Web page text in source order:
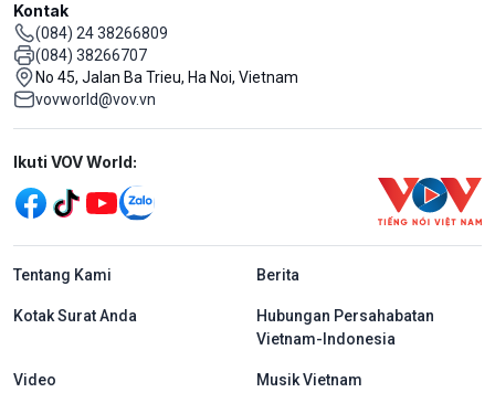
Kontak
(084) 24 38266809
(084) 38266707
No 45, Jalan Ba Trieu, Ha Noi, Vietnam
vovworld@vov.vn
Mạng xã hội
Ikuti VOV World:
menu footer tiếng Indo
Tentang Kami Berita
Kotak Surat Anda
Hubungan Persahabatan
Vietnam-Indonesia
Video Musik Vietnam